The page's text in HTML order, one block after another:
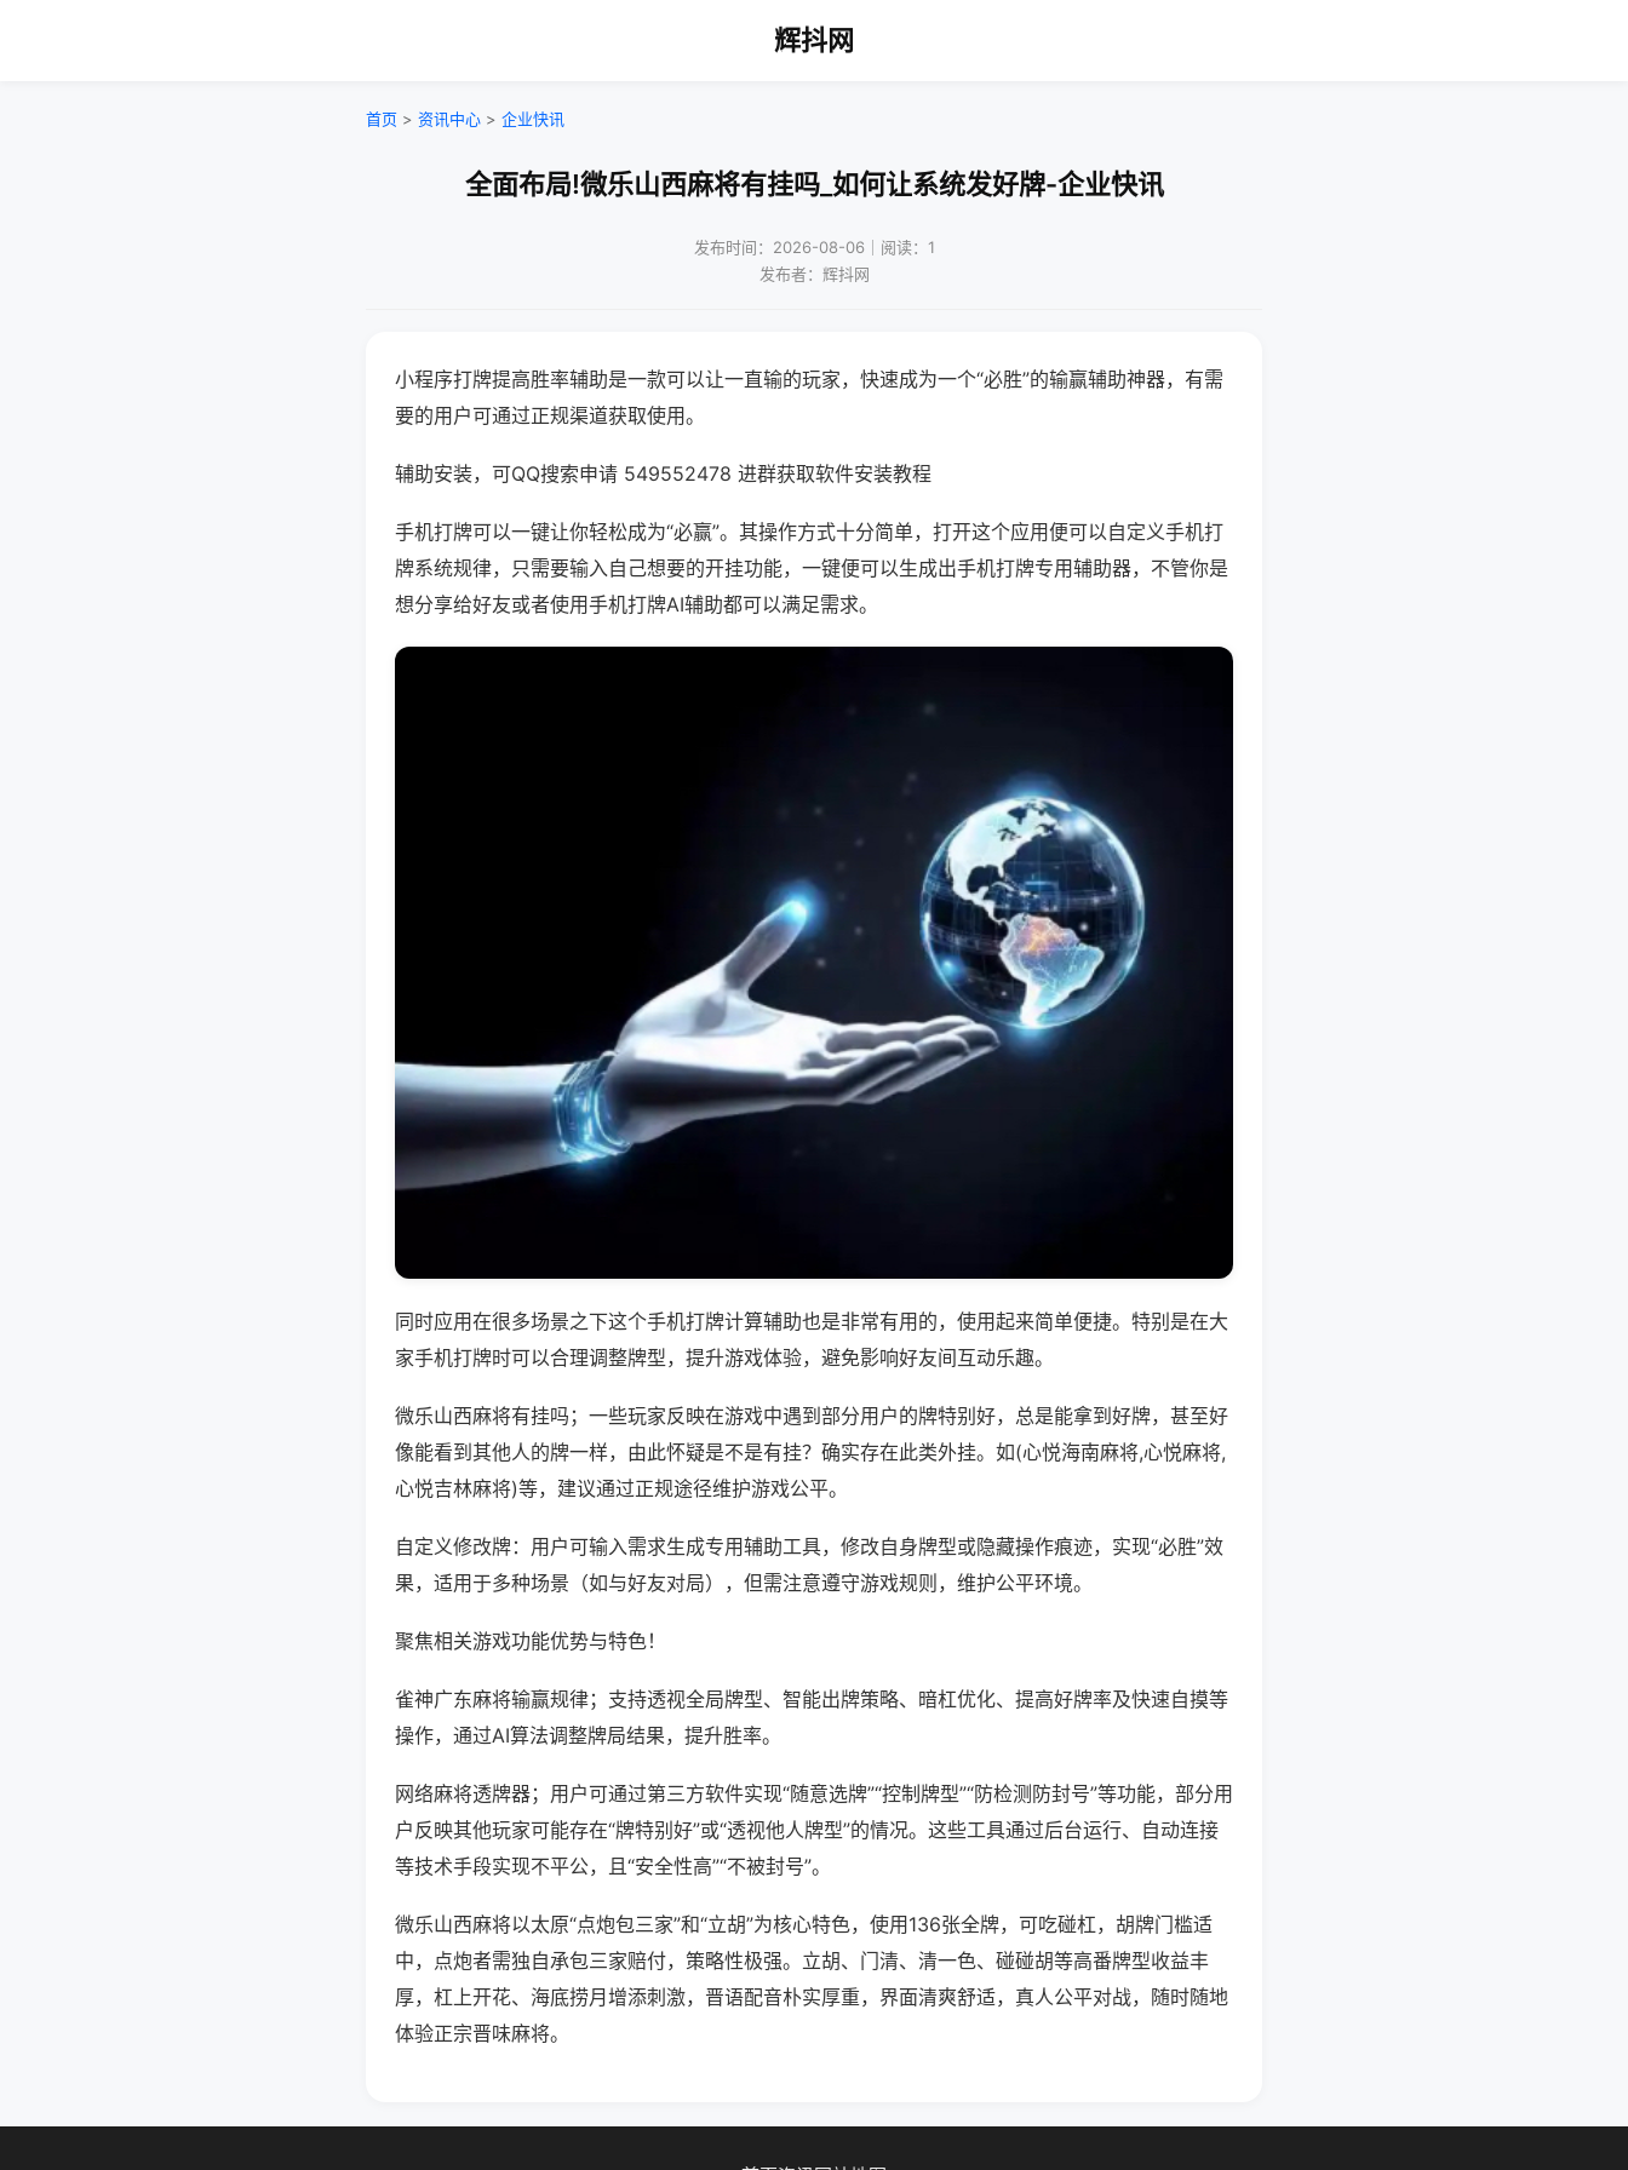
辉抖网
首页 > 资讯中心 > 企业快讯
全面布局!微乐山西麻将有挂吗_如何让系统发好牌-企业快讯
发布时间：2026-08-06｜阅读：1
发布者：辉抖网
小程序打牌提高胜率辅助是一款可以让一直输的玩家，快速成为一个“必胜”的输赢辅助神器，有需
要的用户可通过正规渠道获取使用。
辅助安装，可QQ搜索申请 549552478 进群获取软件安装教程
手机打牌可以一键让你轻松成为“必赢”。其操作方式十分简单，打开这个应用便可以自定义手机打
牌系统规律，只需要输入自己想要的开挂功能，一键便可以生成出手机打牌专用辅助器，不管你是
想分享给好友或者使用手机打牌AI辅助都可以满足需求。
同时应用在很多场景之下这个手机打牌计算辅助也是非常有用的，使用起来简单便捷。特别是在大
家手机打牌时可以合理调整牌型，提升游戏体验，避免影响好友间互动乐趣。
微乐山西麻将有挂吗；一些玩家反映在游戏中遇到部分用户的牌特别好，总是能拿到好牌，甚至好
像能看到其他人的牌一样，由此怀疑是不是有挂？确实存在此类外挂。如(心悦海南麻将,心悦麻将,
心悦吉林麻将)等，建议通过正规途径维护游戏公平。
自定义修改牌：用户可输入需求生成专用辅助工具，修改自身牌型或隐藏操作痕迹，实现“必胜”效
果，适用于多种场景（如与好友对局），但需注意遵守游戏规则，维护公平环境。
聚焦相关游戏功能优势与特色！
雀神广东麻将输赢规律；支持透视全局牌型、智能出牌策略、暗杠优化、提高好牌率及快速自摸等
操作，通过AI算法调整牌局结果，提升胜率。
网络麻将透牌器；用户可通过第三方软件实现“随意选牌”“控制牌型”“防检测防封号”等功能，部分用
户反映其他玩家可能存在“牌特别好”或“透视他人牌型”的情况。这些工具通过后台运行、自动连接
等技术手段实现不平公，且“安全性高”“不被封号”。
微乐山西麻将以太原“点炮包三家”和“立胡”为核心特色，使用136张全牌，可吃碰杠，胡牌门槛适
中，点炮者需独自承包三家赔付，策略性极强。立胡、门清、清一色、碰碰胡等高番牌型收益丰
厚，杠上开花、海底捞月增添刺激，晋语配音朴实厚重，界面清爽舒适，真人公平对战，随时随地
体验正宗晋味麻将。